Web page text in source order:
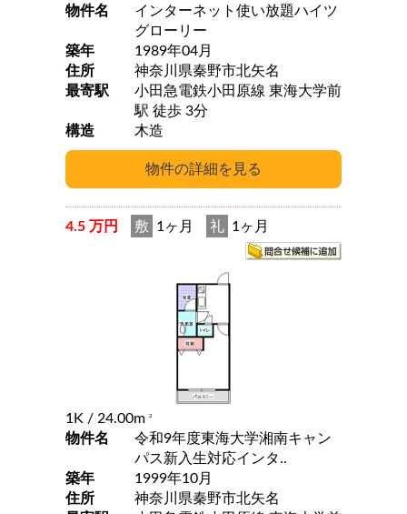
物件名
インターネット使い放題ハイツ
グローリー
築年
1989年04月
住所
神奈川県秦野市北矢名
最寄駅
小田急電鉄小田原線 東海大学前
駅 徒歩 3分
構造
木造
4.5 万円 敷 1ヶ月 礼 1ヶ月
1K / 24.00m 2
物件名
令和9年度東海大学湘南キャン
パス新入生対応インタ..
築年
1999年10月
住所
神奈川県秦野市北矢名